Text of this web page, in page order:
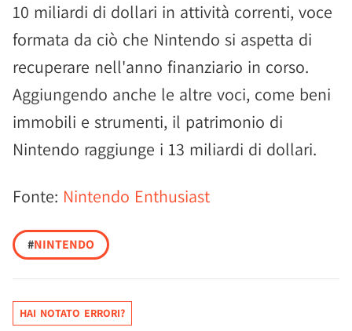
10 miliardi di dollari in attività correnti, voce
formata da ciò che Nintendo si aspetta di
recuperare nell'anno finanziario in corso.
Aggiungendo anche le altre voci, come beni
immobili e strumenti, il patrimonio di
Nintendo raggiunge i 13 miliardi di dollari.
Fonte: Nintendo Enthusiast
#NINTENDO
HAI NOTATO ERRORI?